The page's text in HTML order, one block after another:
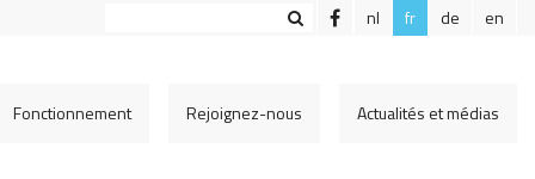
nl fr de en
Fonctionnement Rejoignez-nous Actualités et médias